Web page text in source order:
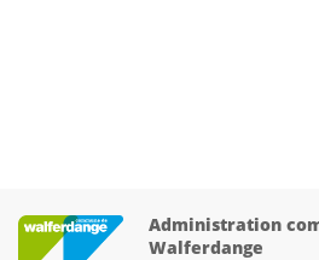
Administration
Walferdange